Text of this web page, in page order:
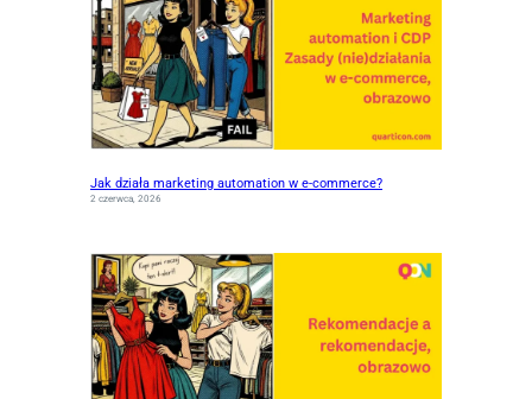
Jak działa marketing automation w e-commerce?
2 czerwca, 2026